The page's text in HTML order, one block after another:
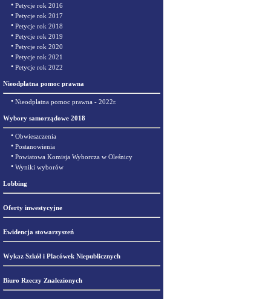
• Petycje rok 2016
• Petycje rok 2017
• Petycje rok 2018
• Petycje rok 2019
• Petycje rok 2020
• Petycje rok 2021
• Petycje rok 2022
Nieodpłatna pomoc prawna
• Nieodpłatna pomoc prawna - 2022r.
Wybory samorządowe 2018
• Obwieszczenia
• Postanowienia
• Powiatowa Komisja Wyborcza w Oleśnicy
• Wyniki wyborów
Lobbing
Oferty inwestycyjne
Ewidencja stowarzyszeń
Wykaz Szkół i Placówek Niepublicznych
Biuro Rzeczy Znalezionych